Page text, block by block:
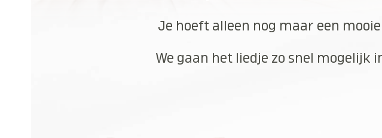
Je hoeft alleen nog maar een
We gaan het liedje zo snel mogelijk